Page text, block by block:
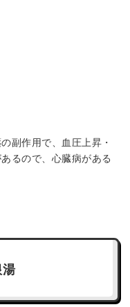
副作用で、血圧上昇・
るので、心臓病がある
湯